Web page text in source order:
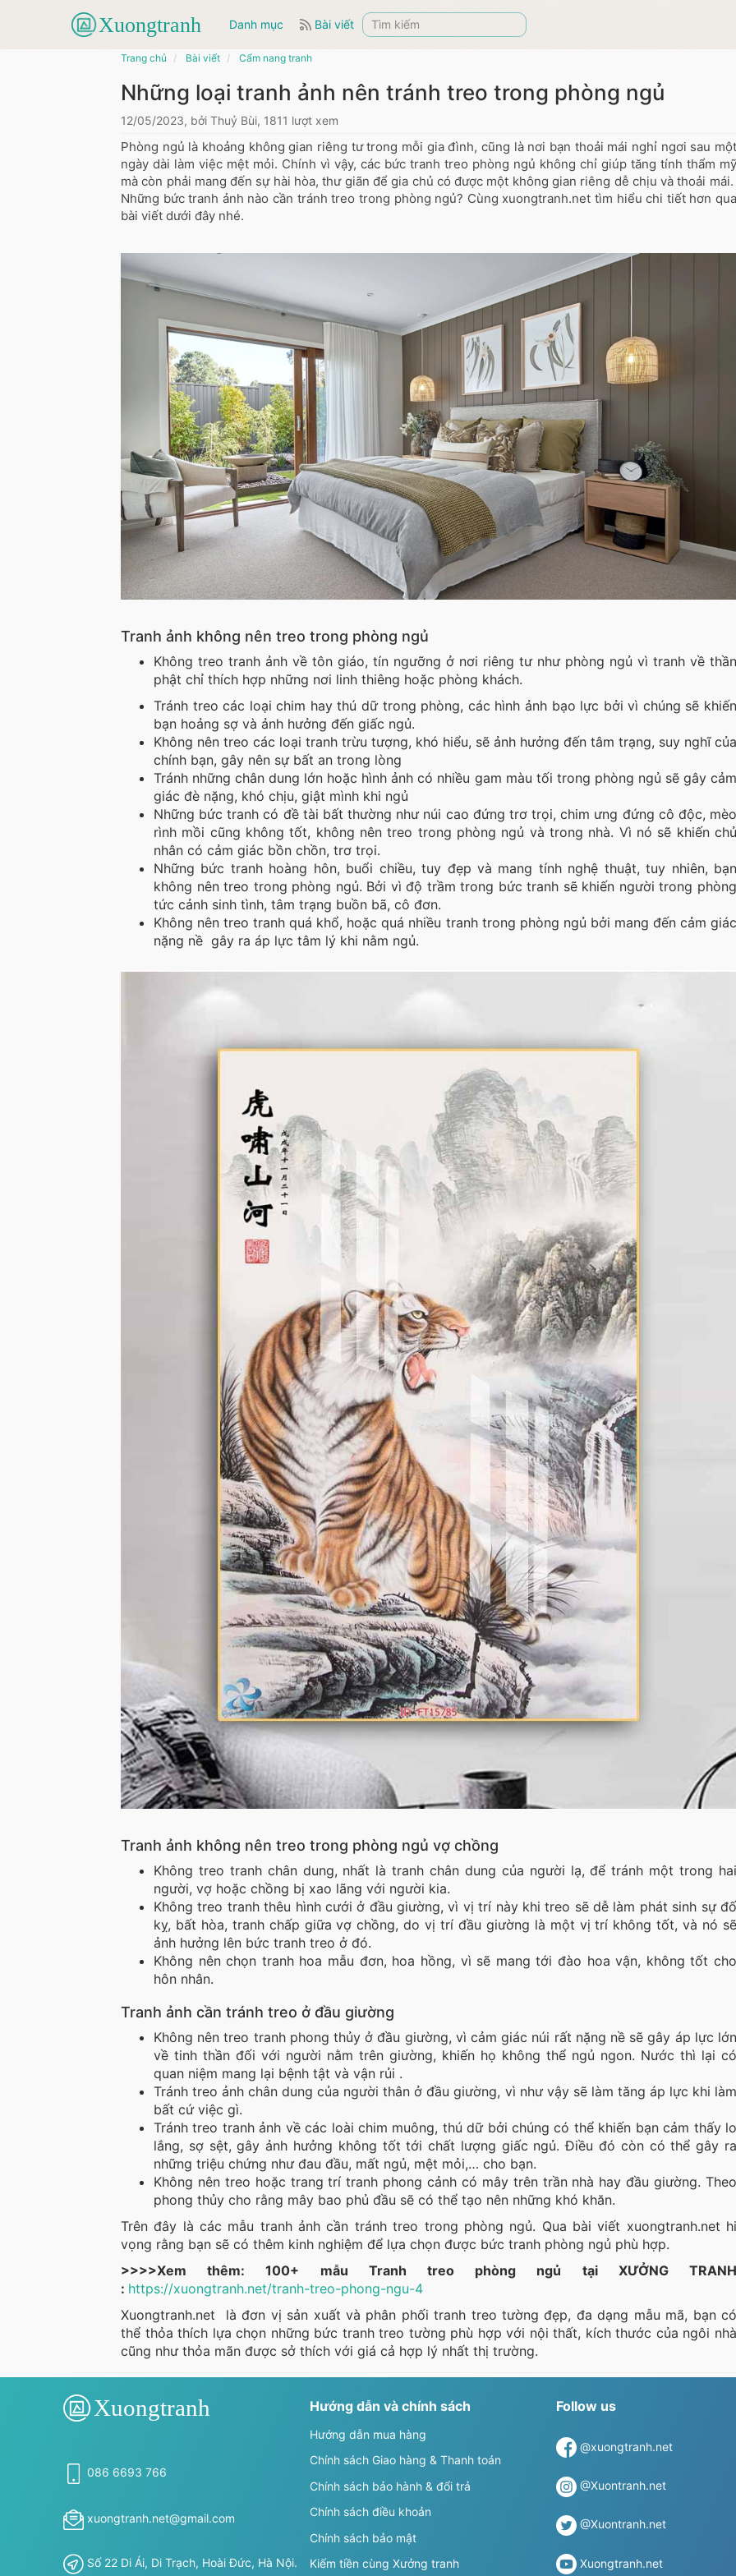
Danh mục Bài viết
Trang chủ Bài viết Cẩm nang tranh
Những loại tranh ảnh nên tránh treo trong phòng ngủ
12/05/2023, bởi Thuỷ Bùi, 1811 lượt xem
Phòng ngủ là khoảng không gian riêng tư trong mỗi gia đình, cũng là nơi bạn thoải mái nghỉ ngơi sau một
ngày dài làm việc mệt mỏi. Chính vì vậy, các bức tranh treo phòng ngủ không chỉ giúp tăng tính thẩm mỹ
mà còn phải mang đến sự hài hòa, thư giãn để gia chủ có được một không gian riêng dễ chịu và thoải mái. ​
Những bức tranh ảnh nào cần tránh treo trong phòng ngủ? Cùng xuongtranh.net tìm hiểu chi tiết hơn qua
bài viết dưới đây nhé.
Tranh ảnh không nên treo trong phòng ngủ
Không treo tranh ảnh về tôn giáo, tín ngưỡng ở nơi riêng tư như phòng ngủ vì tranh về thần
phật chỉ thích hợp những nơi linh thiêng hoặc phòng khách.
Tránh treo các loại chim hay thú dữ trong phòng, các hình ảnh bạo lực bởi vì chúng sẽ khiến
bạn hoảng sợ và ảnh hưởng đến giấc ngủ.
Không nên treo các loại tranh trừu tượng, khó hiểu, sẽ ảnh hưởng đến tâm trạng, suy nghĩ của
chính bạn, gây nên sự bất an trong lòng
Tránh những chân dung lớn hoặc hình ảnh có nhiều gam màu tối trong phòng ngủ sẽ gây cảm
giác đè nặng, khó chịu, giật mình khi ngủ
Những bức tranh có đề tài bất thường như núi cao đứng trơ trọi, chim ưng đứng cô độc, mèo
rình mồi cũng không tốt, không nên treo trong phòng ngủ và trong nhà. Vì nó sẽ khiến chủ
nhân có cảm giác bồn chồn, trơ trọi.
Những bức tranh hoàng hôn, buổi chiều, tuy đẹp và mang tính nghệ thuật, tuy nhiên, bạn
không nên treo trong phòng ngủ. Bởi vì độ trầm trong bức tranh sẽ khiến người trong phòng
tức cảnh sinh tình, tâm trạng buồn bã, cô đơn.
Không nên treo tranh quá khổ, hoặc quá nhiều tranh trong phòng ngủ bởi mang đến cảm giác
nặng nề gây ra áp lực tâm lý khi nằm ngủ.
Tranh ảnh không nên treo trong phòng ngủ vợ chồng
Không treo tranh chân dung, nhất là tranh chân dung của người lạ, để tránh một trong hai
người, vợ hoặc chồng bị xao lãng với người kia.
Không treo tranh thêu hình cưới ở đầu giường, vì vị trí này khi treo sẽ dễ làm phát sinh sự đố
kỵ, bất hòa, tranh chấp giữa vợ chồng, do vị trí đầu giường là một vị trí không tốt, và nó sẽ
ảnh hưởng lên bức tranh treo ở đó.
Không nên chọn tranh hoa mẫu đơn, hoa hồng, vì sẽ mang tới đào hoa vận, không tốt cho
hôn nhân.
Tranh ảnh cần tránh treo ở đầu giường
Không nên treo tranh phong thủy ở đầu giường, vì cảm giác núi rất nặng nề sẽ gây áp lực lớn
về tinh thần đối với người nằm trên giường, khiến họ không thể ngủ ngon. Nước thì lại có
quan niệm mang lại bệnh tật và vận rủi .
Tránh treo ảnh chân dung của người thân ở đầu giường, vì như vậy sẽ làm tăng áp lực khi làm
bất cứ việc gì.
Tránh treo tranh ảnh về các loài chim muông, thú dữ bởi chúng có thể khiến bạn cảm thấy lo
lắng, sợ sệt, gây ảnh hưởng không tốt tới chất lượng giấc ngủ. Điều đó còn có thể gây ra
những triệu chứng như đau đầu, mất ngủ, mệt mỏi,… cho bạn.
Không nên treo hoặc trang trí tranh phong cảnh có mây trên trần nhà hay đầu giường. Theo
phong thủy cho rằng mây bao phủ đầu sẽ có thể tạo nên những khó khăn.
Trên đây là các mẫu tranh ảnh cần tránh treo trong phòng ngủ. Qua bài viết xuongtranh.net hi
vọng rằng bạn sẽ có thêm kinh nghiệm để lựa chọn được bức tranh phòng ngủ phù hợp.
>>>>Xem thêm: 100+ mẫu Tranh treo phòng ngủ tại XƯỞNG TRANH
: https://xuongtranh.net/tranh-treo-phong-ngu-4
Xuongtranh.net là đơn vị sản xuất và phân phối tranh treo tường đẹp, đa dạng mẫu mã, bạn có
thể thỏa thích lựa chọn những bức tranh treo tường phù hợp với nội thất, kích thước của ngôi nhà
cũng như thỏa mãn được sở thích với giá cả hợp lý nhất thị trường.
086 6693 766
xuongtranh.net@gmail.com
Số 22 Di Ái, Di Trạch, Hoài Đức, Hà Nội.
Hướng dẫn và chính sách
Hướng dẫn mua hàng
Chính sách Giao hàng & Thanh toán
Chính sách bảo hành & đổi trả
Chính sách điều khoản
Chính sách bảo mật
Kiếm tiền cùng Xưởng tranh
Follow us
@xuongtranh.net
@Xuontranh.net
@Xuontranh.net
Xuongtranh.net